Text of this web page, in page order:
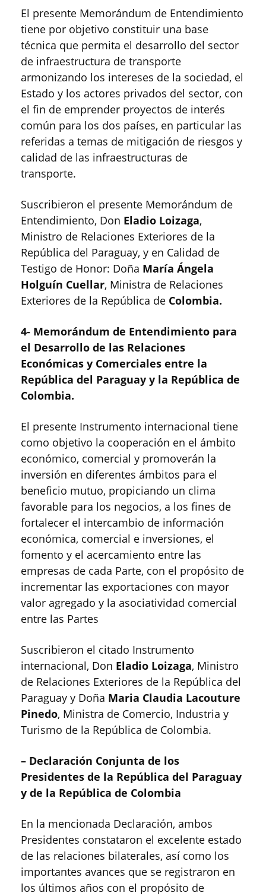
El presente Memorándum de Entendimiento
tiene por objetivo constituir una base
técnica que permita el desarrollo del sector
de infraestructura de transporte
armonizando los intereses de la sociedad, el
Estado y los actores privados del sector, con
el fin de emprender proyectos de interés
común para los dos países, en particular las
referidas a temas de mitigación de riesgos y
calidad de las infraestructuras de
transporte.
Suscribieron el presente Memorándum de
Entendimiento, Don Eladio Loizaga,
Ministro de Relaciones Exteriores de la
República del Paraguay, y en Calidad de
Testigo de Honor: Doña María Ángela
Holguín Cuellar, Ministra de Relaciones
Exteriores de la República de Colombia.
4- Memorándum de Entendimiento para
el Desarrollo de las Relaciones
Económicas y Comerciales entre la
República del Paraguay y la República de
Colombia.
El presente Instrumento internacional tiene
como objetivo la cooperación en el ámbito
económico, comercial y promoverán la
inversión en diferentes ámbitos para el
beneficio mutuo, propiciando un clima
favorable para los negocios, a los fines de
fortalecer el intercambio de información
económica, comercial e inversiones, el
fomento y el acercamiento entre las
empresas de cada Parte, con el propósito de
incrementar las exportaciones con mayor
valor agregado y la asociatividad comercial
entre las Partes
Suscribieron el citado Instrumento
internacional, Don Eladio Loizaga, Ministro
de Relaciones Exteriores de la República del
Paraguay y Doña Maria Claudia Lacouture
Pinedo, Ministra de Comercio, Industria y
Turismo de la República de Colombia.
– Declaración Conjunta de los
Presidentes de la República del Paraguay
y de la República de Colombia
En la mencionada Declaración, ambos
Presidentes constataron el excelente estado
de las relaciones bilaterales, así como los
importantes avances que se registraron en
los últimos años con el propósito de